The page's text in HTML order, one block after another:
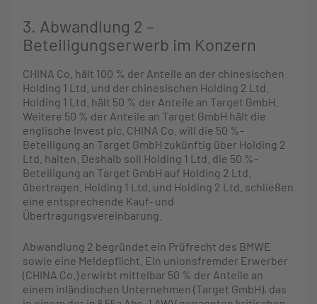
3. Abwandlung 2 –
Beteiligungserwerb im Konzern
CHINA Co. hält 100 % der Anteile an der chinesischen
Holding 1 Ltd. und der chinesischen Holding 2 Ltd.
Holding 1 Ltd. hält 50 % der Anteile an Target GmbH.
Weitere 50 % der Anteile an Target GmbH hält die
englische Invest plc. CHINA Co. will die 50 %-
Beteiligung an Target GmbH zukünftig über Holding 2
Ltd. halten. Deshalb soll Holding 1 Ltd. die 50 %-
Beteiligung an Target GmbH auf Holding 2 Ltd.
übertragen. Holding 1 Ltd. und Holding 2 Ltd. schließen
eine entsprechende Kauf- und
Übertragungsvereinbarung.
Abwandlung 2 begründet ein Prüfrecht des BMWE
sowie eine Meldepflicht. Ein unionsfremder Erwerber
(CHINA Co.) erwirbt mittelbar 50 % der Anteile an
einem inländischen Unternehmen (Target GmbH), das